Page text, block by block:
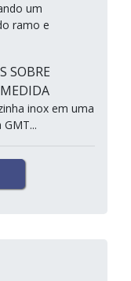
um
ramo e
SOBRE
inox em uma